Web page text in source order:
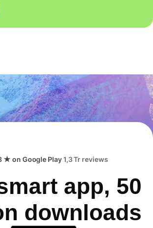
★ on Google Play1,3 Tr reviews
app, 50
downloads